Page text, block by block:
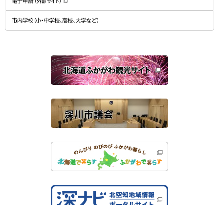
す
）
新
規
ウ
ン
開
き
ま
す
）
市内学校（小・中学校、高校、大学など）